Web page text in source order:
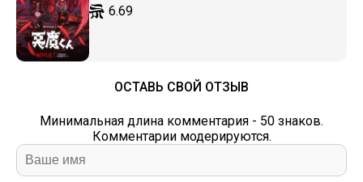
6.69
ОСТАВЬ СВОЙ ОТЗЫВ
Минимальная длина комментария - 50 знаков.
Комментарии модерируются.